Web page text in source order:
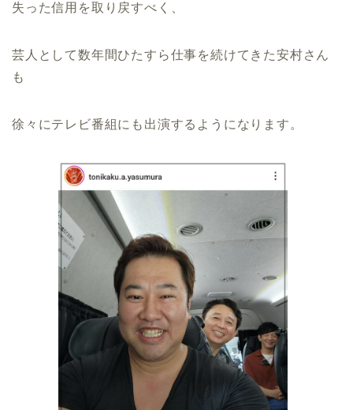
失った信用を取り戻すべく、
芸人として数年間ひたすら仕事を続けてきた安村さん
も
徐々にテレビ番組にも出演するようになります。